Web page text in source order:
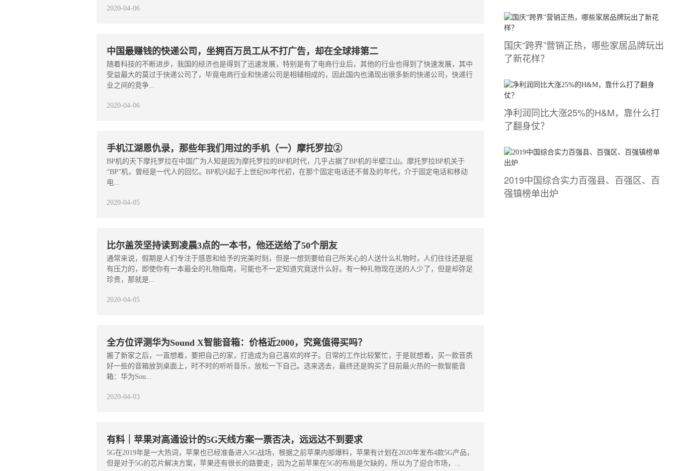
2020-04-06
中国最赚钱的快递公司，坐拥百万员工从不打广告，却在全球排第二
随着科技的不断进步，我国的经济也是得到了迅速发展，特别是有了电商行业后，其他的行业也得到了快速发展，其中
受益最大的莫过于快递公司了，毕竟电商行业和快递公司是相辅相成的，因此国内也涌现出很多新的快递公司，快递行
业之间的竞争...
2020-04-06
手机江湖恩仇录，那些年我们用过的手机（一）摩托罗拉②
BP机的天下摩托罗拉在中国广为人知是因为摩托罗拉的BP机时代，几乎占据了BP机的半壁江山。摩托罗拉BP机关于
“BP”机，曾经是一代人的回忆。BP机兴起于上世纪80年代初，在那个固定电话还不普及的年代，介于固定电话和移动
电...
2020-04-05
比尔盖茨坚持读到凌晨3点的一本书，他还送给了50个朋友
通常来说，假期是人们专注于感恩和给予的完美时刻，但是一想到要给自己所关心的人送什么礼物时，人们往往还是挺
有压力的，即使你有一本最全的礼物指南，可能也不一定知道究竟送什么好。有一种礼物现在送的人少了，但是却弥足
珍贵，那就是...
2020-04-05
全方位评测华为Sound X智能音箱：价格近2000，究竟值得买吗？
搬了新家之后，一直想着，要把自己的家，打造成为自己喜欢的样子。日常的工作比较繁忙，于是就想着，买一款音质
好一些的音箱放到桌面上，时不时的听听音乐，放松一下自己。选来选去，最终还是购买了目前最火热的一款智能音
箱：华为Sou...
2020-04-03
有料｜苹果对高通设计的5G天线方案一票否决，远远达不到要求
5G在2019年是一大热词，苹果也已经准备进入5G战场，根据之前苹果内部爆料，苹果有计划在2020年发布4款5G产品，
但是对于5G的芯片解决方案，苹果还有很长的路要走，因为之前苹果在5G的布局是欠缺的，所以为了迎合市场，...
国庆“跨界”营销正热，哪些家居品牌玩出
了新花样？
净利润同比大涨25%的H&M，靠什么打
了翻身仗？
2019中国综合实力百强县、百强区、百
强镇榜单出炉